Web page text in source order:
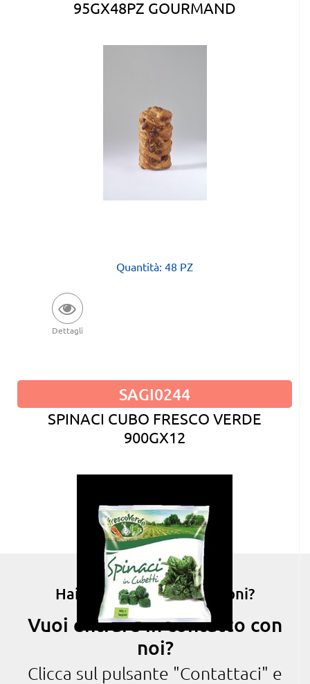
95GX48PZ GOURMAND
Quantità: 48 PZ
Dettagli
SAGI0244
SPINACI CUBO FRESCO VERDE
900GX12
Hai bisogno di informazioni?
Vuoi entrare in contatto con
noi?
Clicca sul pulsante "Contattaci" e